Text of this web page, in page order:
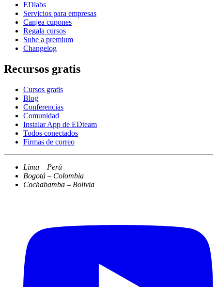
EDlabs
Servicios para empresas
Canjea cupones
Regala cursos
Sube a premium
Changelog
Recursos gratis
Cursos gratis
Blog
Conferencias
Comunidad
Instalar App de EDteam
Todos conectados
Firmas de correo
Lima – Perú
Bogotá – Colombia
Cochabamba – Bolivia